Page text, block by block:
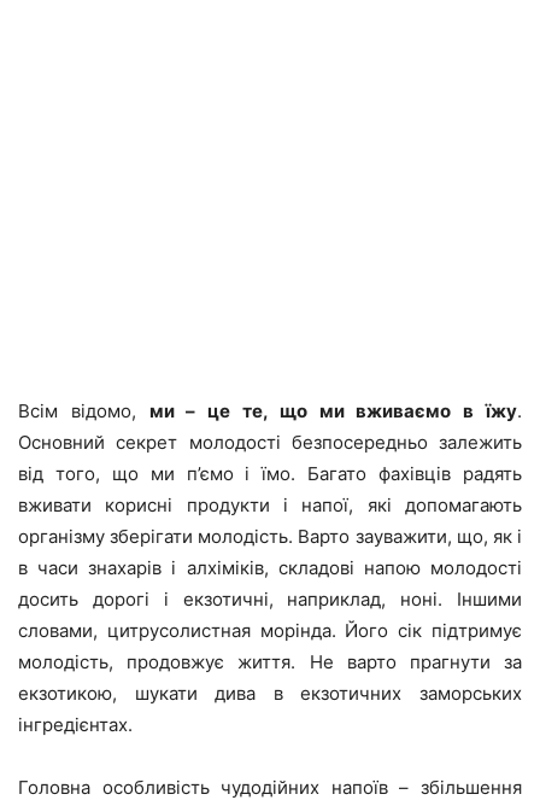
Всім відомо, ми – це те, що ми вживаємо в їжу.
Основний секрет молодості безпосередньо залежить
від того, що ми п’ємо і їмо. Багато фахівців радять
вживати корисні продукти і напої, які допомагають
організму зберігати молодість. Варто зауважити, що, як і
в часи знахарів і алхіміків, складові напою молодості
досить дорогі і екзотичні, наприклад, ноні. Іншими
словами, цитрусолистная морінда. Його сік підтримує
молодість, продовжує життя. Не варто прагнути за
екзотикою, шукати дива в екзотичних заморських
інгредієнтах.
Головна особливість чудодійних напоїв – збільшення